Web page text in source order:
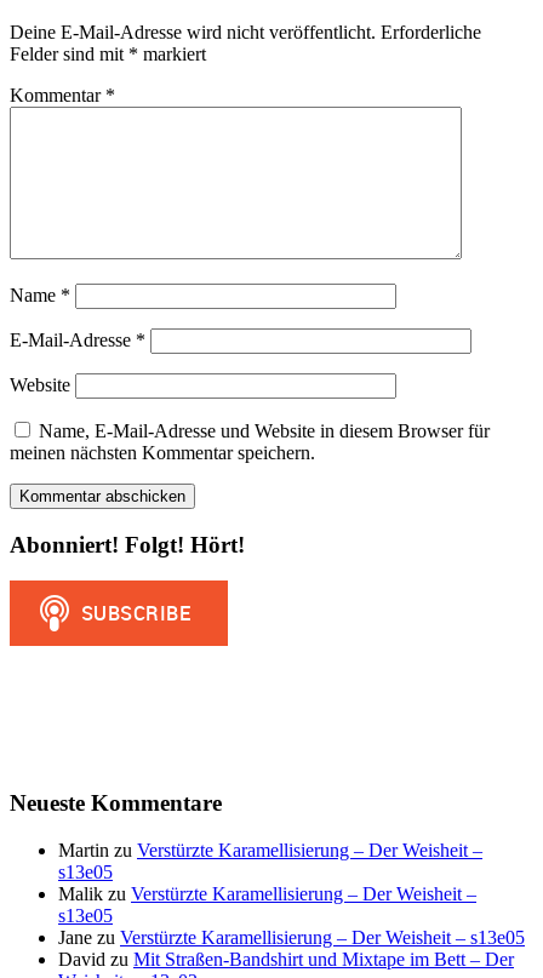
Deine E-Mail-Adresse wird nicht veröffentlicht. Erforderliche
Felder sind mit * markiert
Kommentar *
Name *
E-Mail-Adresse *
Website
Name, E-Mail-Adresse und Website in diesem Browser für
meinen nächsten Kommentar speichern.
Abonniert! Folgt! Hört!
Neueste Kommentare
Martin zu Verstürzte Karamellisierung – Der Weisheit –
s13e05
Malik zu Verstürzte Karamellisierung – Der Weisheit –
s13e05
Jane zu Verstürzte Karamellisierung – Der Weisheit – s13e05
David zu Mit Straßen-Bandshirt und Mixtape im Bett – Der